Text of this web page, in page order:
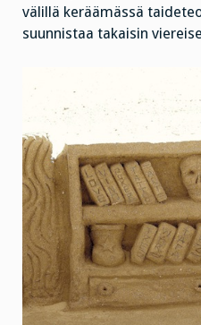
välillä keräämässä
suunnistaa takaisin